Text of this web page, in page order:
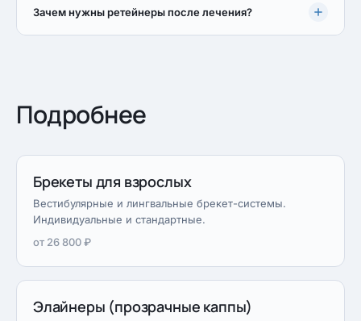
Зачем нужны ретейнеры после лечения?
Подробнее
Брекеты для взрослых
Вестибулярные и лингвальные брекет-системы.
Индивидуальные и стандартные.
от 26 800 ₽
Элайнеры (прозрачные каппы)